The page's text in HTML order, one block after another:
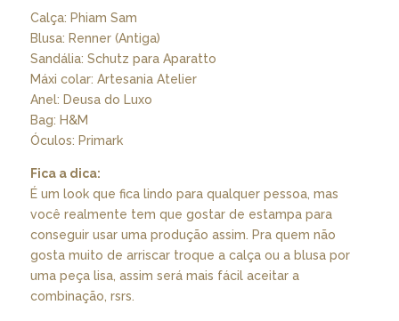
Calça: Phiam Sam
Blusa: Renner (Antiga)
Sandália: Schutz para Aparatto
Máxi colar: Artesania Atelier
Anel: Deusa do Luxo
Bag: H&M
Óculos: Primark
Fica a dica:
É um look que fica lindo para qualquer pessoa, mas
você realmente tem que gostar de estampa para
conseguir usar uma produção assim. Pra quem não
gosta muito de arriscar troque a calça ou a blusa por
uma peça lisa, assim será mais fácil aceitar a
combinação, rsrs.